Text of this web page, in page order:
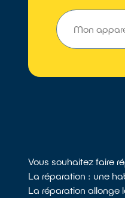
Vous souhaitez faire
La réparation : une
La réparation allonge